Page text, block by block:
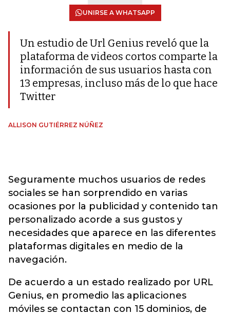
UNIRSE A WHATSAPP
Un estudio de Url Genius reveló que la
plataforma de videos cortos comparte la
información de sus usuarios hasta con
13 empresas, incluso más de lo que hace
Twitter
ALLISON GUTIÉRREZ NÚÑEZ
Seguramente muchos usuarios de redes
sociales se han sorprendido en varias
ocasiones por la publicidad y contenido tan
personalizado acorde a sus gustos y
necesidades que aparece en las diferentes
plataformas digitales en medio de la
navegación.
De acuerdo a un estado realizado por URL
Genius, en promedio las aplicaciones
móviles se contactan con 15 dominios, de